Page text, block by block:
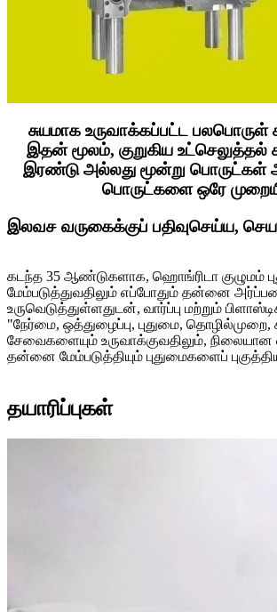
சுயமாக உருவாக்கப்பட்ட பலபொருள்
இதன் மூலம், குறுகிய உட்செலுத்தல்
இரண்டு அல்லது மூன்று
பொருட்களை ஒரே
இலவச வருகைக்குப் பதிவுசெய்ய,
கடந்த 35 ஆண்டுகளாக, ஹொங்ரிடா குழுமம்
மேம்படுத்துவதிலும் எப்போதும் தன்னை
உருவெடுத்துள்ளதுடன், வார்ப்பு மற்றும்
"நேர்மை, ஒத்துழைப்பு, புதுமை,
சேவைகளையும் உருவாக்குவதிலும்,
தன்னை மேம்படுத்தியும் புதுமைகளைப்
தயாரிப்புகள்